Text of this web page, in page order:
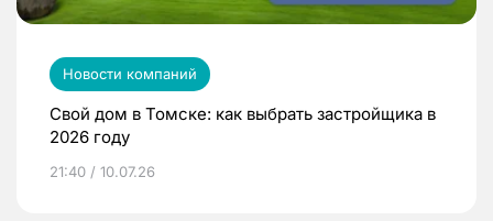
Новости компаний
Свой дом в Томске: как выбрать застройщика в
2026 году
21:40 / 10.07.26